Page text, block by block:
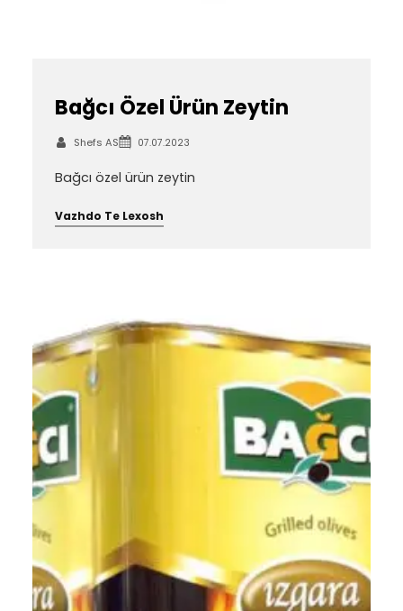
Bağcı Özel Ürün Zeytin
Shefs AS 07.07.2023
Bağcı özel ürün zeytin
Vazhdo Te Lexosh